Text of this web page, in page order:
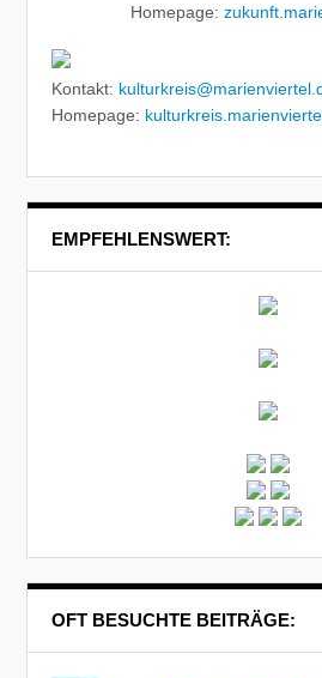
Homepage:
Kontakt:
Homepage:
EMPFEHLENSWERT:
OFT BESUCHTE BEITRÄGE: